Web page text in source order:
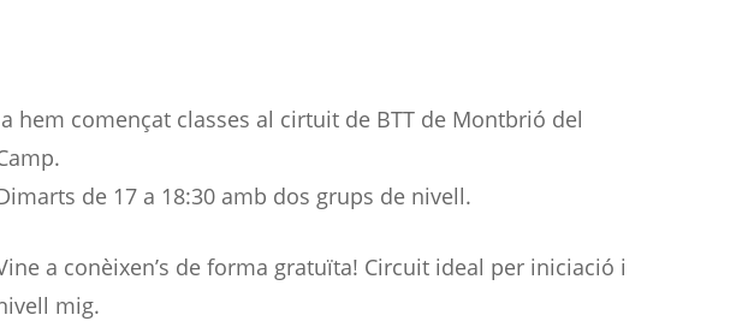
hem començat classes al cirtuit de BTT de Montbrió del
de 17 a 18:30 amb dos grups de nivell.
a conèixen’s de forma gratuïta! Circuit ideal per iniciació i
mig.